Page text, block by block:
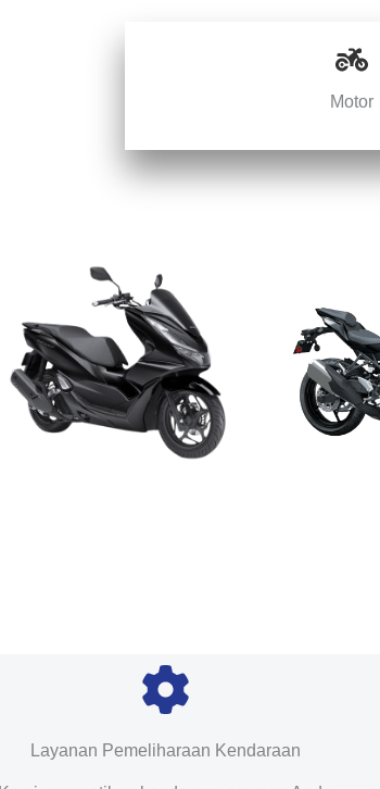
Motor
Layanan Pemeliharaan Kendaraan